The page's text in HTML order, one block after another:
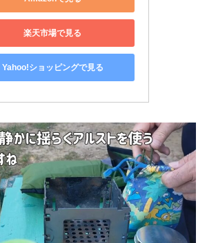
楽天市場で見る
Yahoo!ショッピングで見る